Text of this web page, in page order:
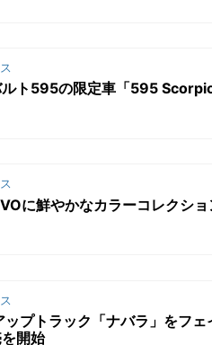
ルト595の限定車「595
に鮮やかなカラーコレクシ
プトラック「ナバラ」をフェ
開始